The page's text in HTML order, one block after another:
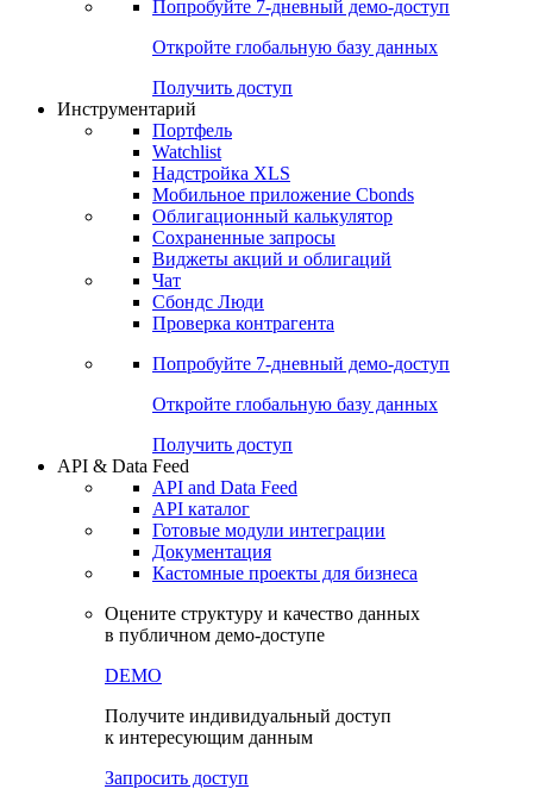
Попробуйте 7-дневный демо-доступ
Откройте глобальную базу данных
Получить доступ
Инструментарий
Портфель
Watchlist
Надстройка XLS
Мобильное приложение Cbonds
Облигационный калькулятор
Сохраненные запросы
Виджеты акций и облигаций
Чат
Сбондс Люди
Проверка контрагента
Попробуйте 7-дневный демо-доступ
Откройте глобальную базу данных
Получить доступ
API & Data Feed
API and Data Feed
API каталог
Готовые модули интеграции
Документация
Кастомные проекты для бизнеса
Оцените структуру и качество данных
в публичном демо-доступе
DEMO
Получите индивидуальный доступ
к интересующим данным
Запросить доступ